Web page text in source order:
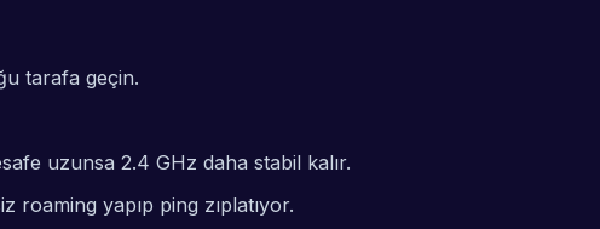
tarafa geçin.
uzunsa 2.4 GHz daha stabil kalır.
roaming yapıp ping zıplatıyor.